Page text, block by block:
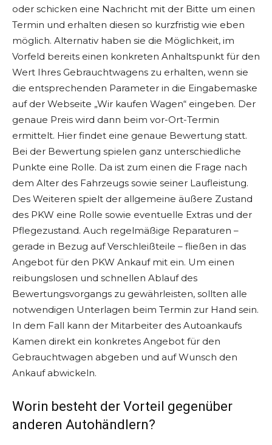
oder schicken eine Nachricht mit der Bitte um einen
Termin und erhalten diesen so kurzfristig wie eben
möglich. Alternativ haben sie die Möglichkeit, im
Vorfeld bereits einen konkreten Anhaltspunkt für den
Wert Ihres Gebrauchtwagens zu erhalten, wenn sie
die entsprechenden Parameter in die Eingabemaske
auf der Webseite „Wir kaufen Wagen“ eingeben. Der
genaue Preis wird dann beim vor-Ort-Termin
ermittelt. Hier findet eine genaue Bewertung statt.
Bei der Bewertung spielen ganz unterschiedliche
Punkte eine Rolle. Da ist zum einen die Frage nach
dem Alter des Fahrzeugs sowie seiner Laufleistung.
Des Weiteren spielt der allgemeine äußere Zustand
des PKW eine Rolle sowie eventuelle Extras und der
Pflegezustand. Auch regelmäßige Reparaturen –
gerade in Bezug auf Verschleißteile – fließen in das
Angebot für den PKW Ankauf mit ein. Um einen
reibungslosen und schnellen Ablauf des
Bewertungsvorgangs zu gewährleisten, sollten alle
notwendigen Unterlagen beim Termin zur Hand sein.
In dem Fall kann der Mitarbeiter des Autoankaufs
Kamen direkt ein konkretes Angebot für den
Gebrauchtwagen abgeben und auf Wunsch den
Ankauf abwickeln.
Worin besteht der Vorteil gegenüber
anderen Autohändlern?